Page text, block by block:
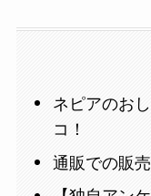
ネピアのお
コ！
通販での販